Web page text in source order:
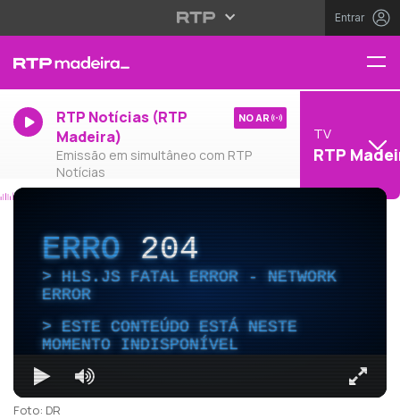
Entrar
RTP Notícias (RTP
Madeira)
Emissão em simultâneo com RTP
Notícias
NO AR
TV
RTP
ERRO204
HLS.JS FATAL ERROR - NETWORK
ERROR
ESTE CONTEÚDO ESTÁ NESTE
MOMENTO INDISPONÍVEL
Foto: DR